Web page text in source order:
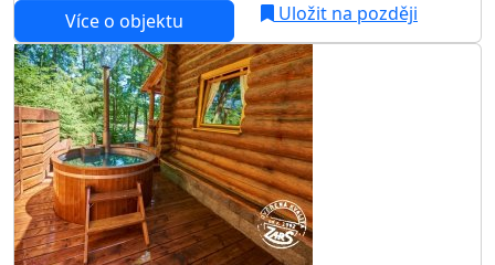
Více o objektu Uložit na později